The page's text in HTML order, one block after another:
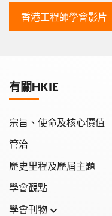
香港工程師學會影片
有關HKIE
宗旨、使命及核心價值
管治
歷史里程及歷屆主題
學會觀點
學會刊物